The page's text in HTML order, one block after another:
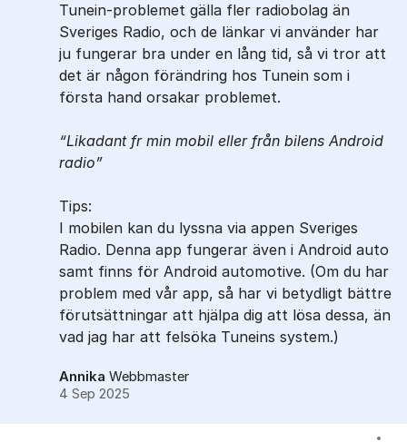
Tunein-problemet gälla fler radiobolag än
Sveriges Radio, och de länkar vi använder har
ju fungerar bra under en lång tid, så vi tror att
det är någon förändring hos Tunein som i
första hand orsakar problemet.
Likadant fr min mobil eller från bilens Android
radio
Tips:
I mobilen kan du lyssna via appen Sveriges
Radio. Denna app fungerar även i Android auto
samt finns för Android automotive. (Om du har
problem med vår app, så har vi betydligt bättre
förutsättningar att hjälpa dig att lösa dessa, än
vad jag har att felsöka Tuneins system.)
Annika Webbmaster
4 Sep 2025